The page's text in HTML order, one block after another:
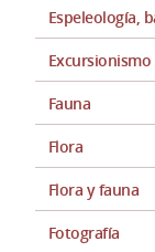
Espeleología,
Excursionismo
Fauna
Flora
Flora y fauna
Fotografía